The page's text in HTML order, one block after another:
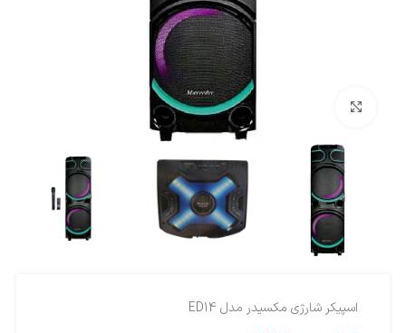
اسپیکر شارژی مکسیدر مدل ED14